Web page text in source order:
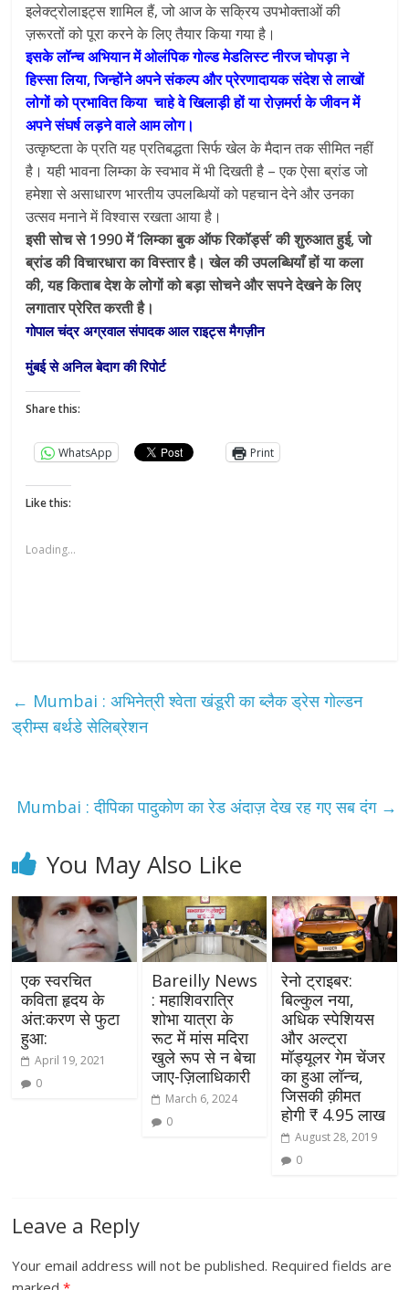
इलेक्ट्रोलाइट्स शामिल हैं, जो आज के सक्रिय उपभोक्ताओं की
ज़रूरतों को पूरा करने के लिए तैयार किया गया है।
इसके लॉन्च अभियान में ओलंपिक गोल्ड मेडलिस्ट नीरज चोपड़ा ने
हिस्सा लिया, जिन्होंने अपने संकल्प और प्रेरणादायक संदेश से लाखों
लोगों को प्रभावित किया चाहे वे खिलाड़ी हों या रोज़मर्रा के जीवन में
अपने संघर्ष लड़ने वाले आम लोग।
उत्कृष्टता के प्रति यह प्रतिबद्धता सिर्फ खेल के मैदान तक सीमित नहीं
है। यही भावना लिम्का के स्वभाव में भी दिखती है – एक ऐसा ब्रांड जो
हमेशा से असाधारण भारतीय उपलब्धियों को पहचान देने और उनका
उत्सव मनाने में विश्वास रखता आया है।
इसी सोच से 1990 में ‘लिम्का बुक ऑफ रिकॉर्ड्स’ की शुरुआत हुई, जो
ब्रांड की विचारधारा का विस्तार है। खेल की उपलब्धियाँ हों या कला
की, यह किताब देश के लोगों को बड़ा सोचने और सपने देखने के लिए
लगातार प्रेरित करती है।
गोपाल चंद्र अग्रवाल संपादक आल राइट्स मैगज़ीन
मुंबई से अनिल बेदाग की रिपोर्ट
Share this:
WhatsApp Print
Like this:
Loading...
← Mumbai : अभिनेत्री श्वेता खंडूरी का ब्लैक ड्रेस गोल्डन
ड्रीम्स बर्थडे सेलिब्रेशन
Mumbai : दीपिका पादुकोण का रेड अंदाज़ देख रह गए सब दंग →
You May Also Like
एक स्वरचित
कविता हृदय के
अंत:करण से फुटा
हुआ:
April 19, 2021
0
Bareilly News
: महाशिवरात्रि
शोभा यात्रा के
रूट में मांस मदिरा
खुले रूप से न बेचा
जाए-ज़िलाधिकारी
March 6, 2024
0
रेनो ट्राइबर:
बिल्कुल नया,
अधिक स्पेशियस
और अल्ट्रा
मॉड्यूलर गेम चेंजर
का हुआ लॉन्च,
जिसकी क़ीमत
होगी ₹ 4.95 लाख
August 28, 2019
0
Leave a Reply
Your email address will not be published. Required fields are